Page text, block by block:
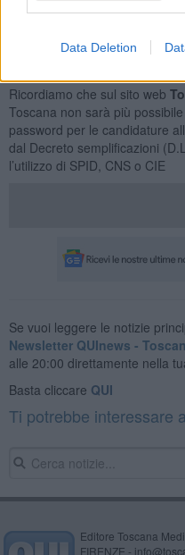
Data Deletion
Posizioni Totali: 289
Ricordiamo che sul sito web
Toscana non sarà più
password per le candidature
dal Decreto semplificazioni
l’utilizzo di SPID, CNS o CIE
Se vuoi leggere le notizie
Newsletter QUInews -
alle 20:00 direttamente nella
Basta cliccare QUI
Ti potrebbe interessare
Editore Toscana
FIRENZE -